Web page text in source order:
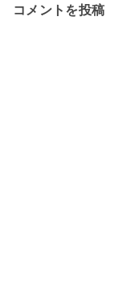
コメントを投稿